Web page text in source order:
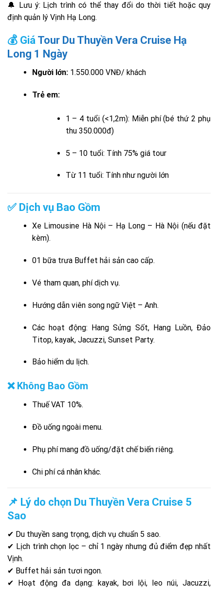
🔔 Lưu ý: Lịch trình có thể thay đổi do thời tiết hoặc quy
định quản lý Vịnh Hạ Long.
💰 Giá Tour Du Thuyền Vera Cruise Hạ
Long 1 Ngày
Người lớn:1.550.000 VNĐ/ khách
Trẻ em:
1 – 4 tuổi (<1,2m): Miễn phí (bé thứ 2 phụ
thu 350.000đ)
5 – 10 tuổi: Tính 75% giá tour
Từ 11 tuổi: Tính như người lớn
✅ Dịch vụ Bao Gồm
Xe Limousine Hà Nội – Hạ Long – Hà Nội (nếu đặt
kèm).
01 bữa trưa Buffet hải sản cao cấp.
Vé tham quan, phí dịch vụ.
Hướng dẫn viên song ngữ Việt – Anh.
Các hoạt động: Hang Sửng Sốt, Hang Luồn, Đảo
Titop, kayak, Jacuzzi, Sunset Party.
Bảo hiểm du lịch.
❌ Không Bao Gồm
Thuế VAT 10%.
Đồ uống ngoài menu.
Phụ phí mang đồ uống/đặt chế biến riêng.
Chi phí cá nhân khác.
📌 Lý do chọn Du Thuyền Vera Cruise 5
Sao
✔ Du thuyền sang trọng, dịch vụ chuẩn 5 sao.
✔ Lịch trình chọn lọc – chỉ 1 ngày nhưng đủ điểm đẹp nhất
Vịnh.
✔ Buffet hải sản tươi ngon.
✔ Hoạt động đa dạng: kayak, bơi lội, leo núi, Jacuzzi,